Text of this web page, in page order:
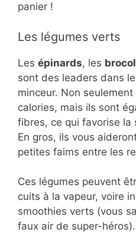
panier !
Les légumes verts
Les épinards, les
sont des leaders dans
minceur. Non
calories, mais ils sont
fibres, ce qui favorise la
En gros, ils vous
petites faims entre les
Ces légumes peuvent
cuits à la vapeur, voire
smoothies verts (vous
faux air de super-héros).